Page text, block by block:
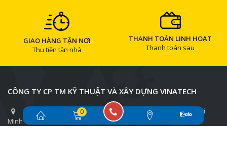
GIAO HÀNG TẬN NƠI
Thu tiền tận nhà
THANH TOÁN LINH HOẠT
Thanh toán sau
CÔNG TY CP TM KỸ THUẬT VÀ XÂY DỰNG VINATECH
Trụ sở TP.HCM: D7 Hải Âu, P.Hiệp Thành, Quận 12, TP. Hồ Chí
Minh
0